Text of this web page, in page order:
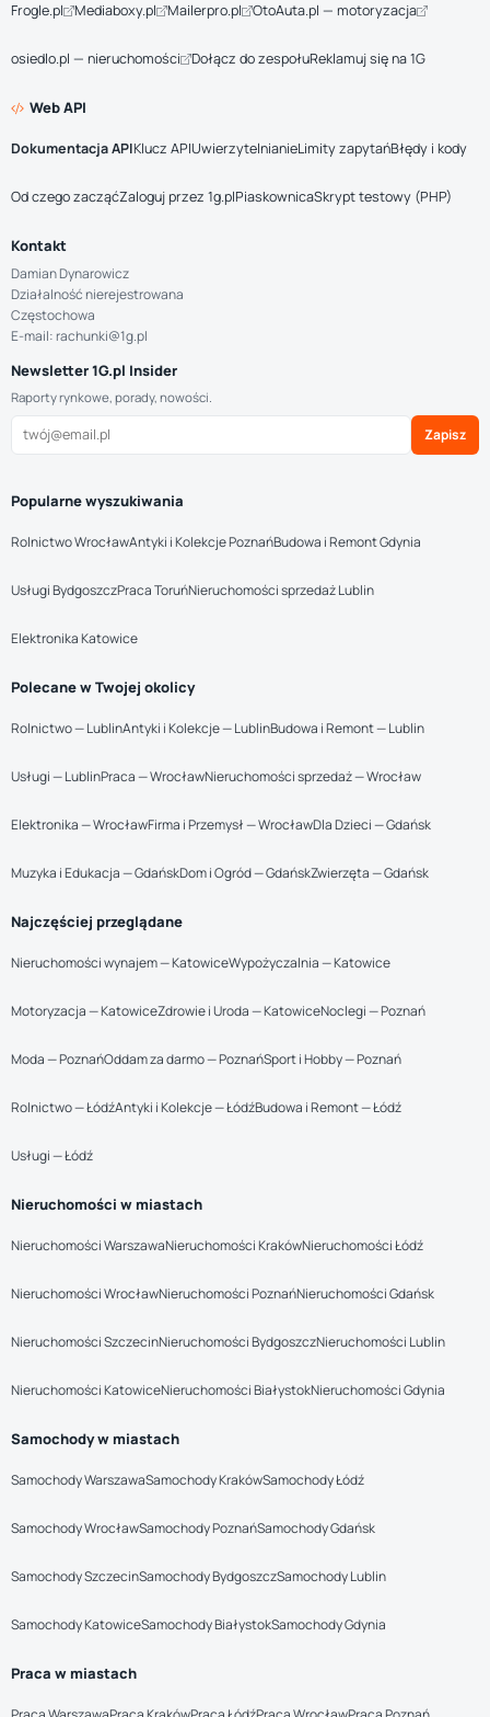
Frogle.pl Mediaboxy.pl Mailerpro.pl OtoAuta.pl — motoryzacja
osiedlo.pl — nieruchomości Dołącz do zespołuReklamuj się na 1G
Web API
Dokumentacja APIKlucz APIUwierzytelnianieLimity zapytańBłędy i kody
Od czego zacząćZaloguj przez 1g.plPiaskownicaSkrypt testowy (PHP)
Kontakt
Damian Dynarowicz
Działalność nierejestrowana
Częstochowa
E-mail: rachunki@1g.pl
Newsletter 1G.pl Insider
Raporty rynkowe, porady, nowości.
Zapisz
Popularne wyszukiwania
Rolnictwo WrocławAntyki i Kolekcje PoznańBudowa i Remont Gdynia
Usługi BydgoszczPraca ToruńNieruchomości sprzedaż Lublin
Elektronika Katowice
Polecane w Twojej okolicy
Rolnictwo — LublinAntyki i Kolekcje — LublinBudowa i Remont — Lublin
Usługi — LublinPraca — WrocławNieruchomości sprzedaż — Wrocław
Elektronika — WrocławFirma i Przemysł — WrocławDla Dzieci — Gdańsk
Muzyka i Edukacja — GdańskDom i Ogród — GdańskZwierzęta — Gdańsk
Najczęściej przeglądane
Nieruchomości wynajem — KatowiceWypożyczalnia — Katowice
Motoryzacja — KatowiceZdrowie i Uroda — KatowiceNoclegi — Poznań
Moda — PoznańOddam za darmo — PoznańSport i Hobby — Poznań
Rolnictwo — ŁódźAntyki i Kolekcje — ŁódźBudowa i Remont — Łódź
Usługi — Łódź
Nieruchomości w miastach
Nieruchomości WarszawaNieruchomości KrakówNieruchomości Łódź
Nieruchomości WrocławNieruchomości PoznańNieruchomości Gdańsk
Nieruchomości SzczecinNieruchomości BydgoszczNieruchomości Lublin
Nieruchomości KatowiceNieruchomości BiałystokNieruchomości Gdynia
Samochody w miastach
Samochody WarszawaSamochody KrakówSamochody Łódź
Samochody WrocławSamochody PoznańSamochody Gdańsk
Samochody SzczecinSamochody BydgoszczSamochody Lublin
Samochody KatowiceSamochody BiałystokSamochody Gdynia
Praca w miastach